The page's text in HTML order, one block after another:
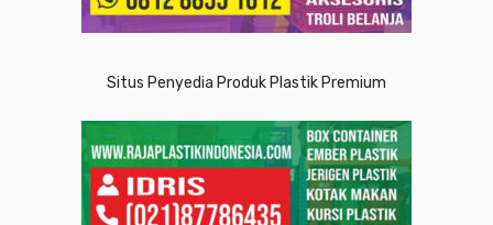
Situs Penyedia Produk Plastik Premium